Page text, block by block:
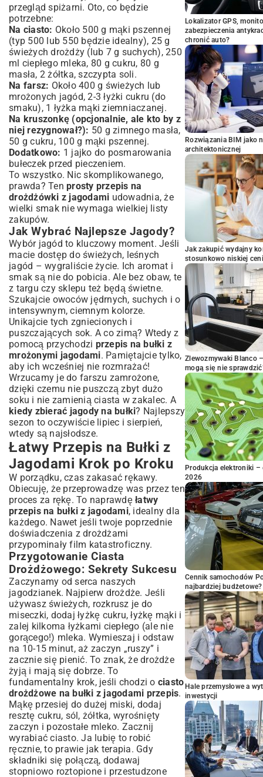
przegląd spiżarni. Oto, co będzie
potrzebne:
Na ciasto: Około 500 g mąki pszennej
(typ 500 lub 550 będzie idealny), 25 g
świeżych drożdży (lub 7 g suchych), 250
ml ciepłego mleka, 80 g cukru, 80 g
masła, 2 żółtka, szczypta soli.
Na farsz: Około 400 g świeżych lub
mrożonych jagód, 2-3 łyżki cukru (do
smaku), 1 łyżka mąki ziemniaczanej.
Na kruszonkę (opcjonalnie, ale kto by z
niej rezygnował?): 50 g zimnego masła,
50 g cukru, 100 g mąki pszennej.
Dodatkowo: 1 jajko do posmarowania
bułeczek przed pieczeniem.
To wszystko. Nic skomplikowanego,
prawda? Ten prosty przepis na
drożdżówki z jagodami udowadnia, że
wielki smak nie wymaga wielkiej listy
zakupów.
Jak Wybrać Najlepsze Jagody?
Wybór jagód to kluczowy moment. Jeśli
macie dostęp do świeżych, leśnych
jagód – wygraliście życie. Ich aromat i
smak są nie do pobicia. Ale bez obaw, te
z targu czy sklepu też będą świetne.
Szukajcie owoców jędrnych, suchych i o
intensywnym, ciemnym kolorze.
Unikajcie tych zgniecionych i
puszczających sok. A co zimą? Wtedy z
pomocą przychodzi przepis na bułki z
mrożonymi jagodami. Pamiętajcie tylko,
aby ich wcześniej nie rozmrażać!
Wrzucamy je do farszu zamrożone,
dzięki czemu nie puszczą zbyt dużo
soku i nie zamienią ciasta w zakalec. A
kiedy zbierać jagody na bułki? Najlepszy
sezon to oczywiście lipiec i sierpień,
wtedy są najsłodsze.
Łatwy Przepis na Bułki z
Jagodami Krok po Kroku
W porządku, czas zakasać rękawy.
Obiecuję, że przeprowadzę was przez ten
proces za rękę. To naprawdę łatwy
przepis na bułki z jagodami, idealny dla
każdego. Nawet jeśli twoje poprzednie
doświadczenia z drożdżami
przypominały film katastroficzny.
Przygotowanie Ciasta
Drożdżowego: Sekrety Sukcesu
Zaczynamy od serca naszych
jagodzianek. Najpierw drożdże. Jeśli
używasz świeżych, rozkrusz je do
miseczki, dodaj łyżkę cukru, łyżkę mąki i
zalej kilkoma łyżkami ciepłego (ale nie
gorącego!) mleka. Wymieszaj i odstaw
na 10-15 minut, aż zaczyn „ruszy” i
zacznie się pienić. To znak, że drożdże
żyją i mają się dobrze. To
fundamentalny krok, jeśli chodzi o ciasto
drożdżowe na bułki z jagodami przepis.
Mąkę przesiej do dużej miski, dodaj
resztę cukru, sól, żółtka, wyrośnięty
zaczyn i pozostałe mleko. Zacznij
wyrabiać ciasto. Ja lubię to robić
ręcznie, to prawie jak terapia. Gdy
składniki się połączą, dodawaj
stopniowo roztopione i przestudzone
Lokalizator GPS,
zabezpieczenia
chronić auto?
Rozwiązania BIM jako
architektonicznej
Jak zakupić wydajny
stosunkowo niskiej
Zlewozmywaki Blanco
mogą się nie
Produkcja elektroniki –
2026
Cennik samochodów
najbardziej budżetowe?
Hale przemysłowe a
inwestycji